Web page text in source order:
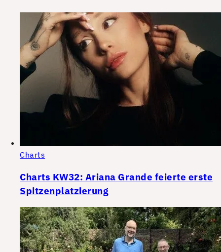
Charts
Charts KW32: Ariana Grande feierte erste
Spitzenplatzierung